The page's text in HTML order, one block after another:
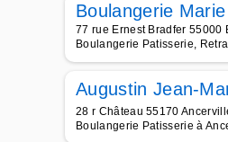
Boulangerie
77 rue Ernest Bradfer 55000
Boulangerie Patisserie,
Augustin Jean-
28 r Château 55170
Boulangerie Patisserie à